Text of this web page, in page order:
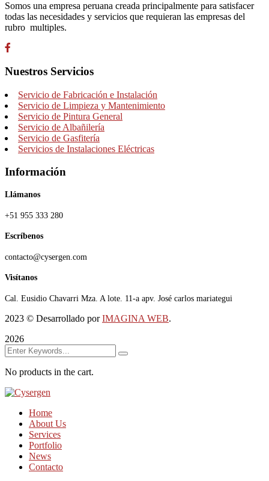
Somos una empresa peruana creada principalmente para satisfacer
todas las necesidades y servicios que requieran las empresas del
rubro multiples.
Nuestros Servicios
Servicio de Fabricación e Instalación
Servicio de Limpieza y Mantenimiento
Servicio de Pintura General
Servicio de Albañilería
Servicio de Gasfitería
Servicios de Instalaciones Eléctricas
Información
Llámanos
+51 955 333 280
Escríbenos
contacto@cysergen.com
Visítanos
Cal. Eusidio Chavarri Mza. A lote. 11-a apv. José carlos mariategui
2023 © Desarrollado porIMAGINA WEB.
2026
No products in the cart.
Home
About Us
Services
Portfolio
News
Contacto